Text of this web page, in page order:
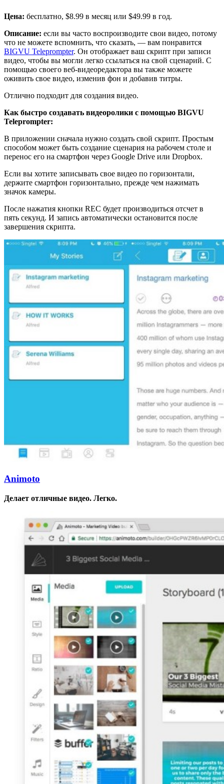
Цена: бесплатно, $8.99 в месяц или $49.99 в год.
Описание: если вы часто воспроизводите свои видео, потому
что не можете вспомнить, что сказать, — вам понравится
BIGVU Teleprompter. Он отображает ваш скрипт при записи
видео, чтобы вы могли легко ссылаться на свой сценарий. С
помощью своего веб-видеоредактора вы также можете
оживить свое видео, изменив фон и добавив титры.
Отлично подходит для создания видео.
Как быстро создавать видеоролики с помощью BIGVU
Teleprompter:
В приложении сначала нужно создать свой скрипт. Простым
способом может быть создание сценария на рабочем столе и
перенос его на смартфон через Google Drive или Dropbox.
Если вы хотите записывать свое видео по горизонтали,
держите смартфон горизонтально, прежде чем нажимать
значок камеры.
После нажатия кнопки REC будет производиться отсчет в
пять секунд. И запись автоматически остановится после
завершения скрипта.
Animoto
Делает отличные видео. Легко.